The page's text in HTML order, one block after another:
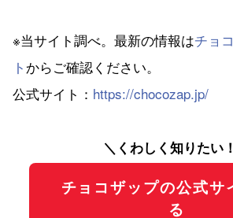
※当サイト調べ。最新の情報はチョ
ト からご確認ください。
公式サイト： https://chocozap.jp/
＼くわしく知りたい
チョコザップの公式サ
る